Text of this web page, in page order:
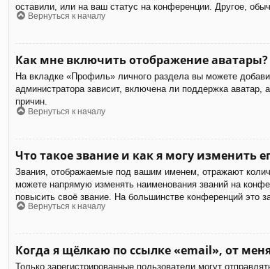
оставили, или на ваш статус на конференции. Другое,
Вернуться к началу
Как мне включить отображение аватары?
На вкладке «Профиль» личного раздела вы можете
администратора зависит, включена ли поддержка
причин.
Вернуться к началу
Что такое звание и как я могу изменить
Звания, отображаемые под вашим именем, отражают
можете напрямую изменять наименования званий на
повысить своё звание. На большинстве конференций это
Вернуться к началу
Когда я щёлкаю по ссылке «email», от
Только зарегистрированные пользователи могут